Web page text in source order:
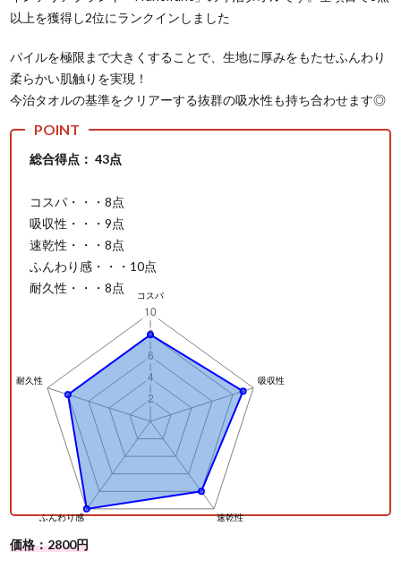
以上を獲得し2位にランクインしました
パイルを極限まで大きくすることで、生地に厚みをもたせふんわり
柔らかい肌触りを実現！
今治タオルの基準をクリアーする抜群の吸水性も持ち合わせます◎
総合得点： 43点
コスパ・・・8点
吸収性・・・9点
速乾性・・・8点
ふんわり感・・・10点
耐久性・・・8点
価格：2800円